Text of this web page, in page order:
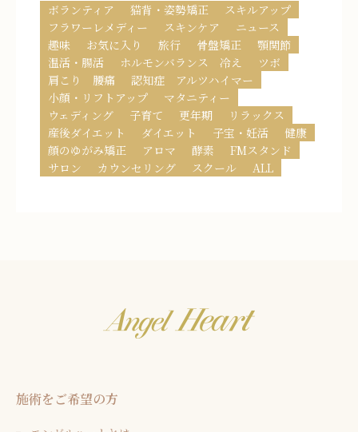
ボランティア 猫背・姿勢矯正
スキルアップ
フラワーレメディー
スキンケア
ニュース
趣味
お気に入り 旅行 骨盤矯正
顎関節
温活・腸活
ホルモンバランス 冷え
ツボ
肩こり 腰痛
認知症 アルツハイマー
小顔・リフトアップ
マタニティー
ウェディング
子育て 更年期
リラックス
産後ダイエット
ダイエット 子宝・妊活
健康
顔のゆがみ矯正
アロマ 酵素
FMスタンド
サロン
カウンセリング スクール ALL
施術をご希望の方